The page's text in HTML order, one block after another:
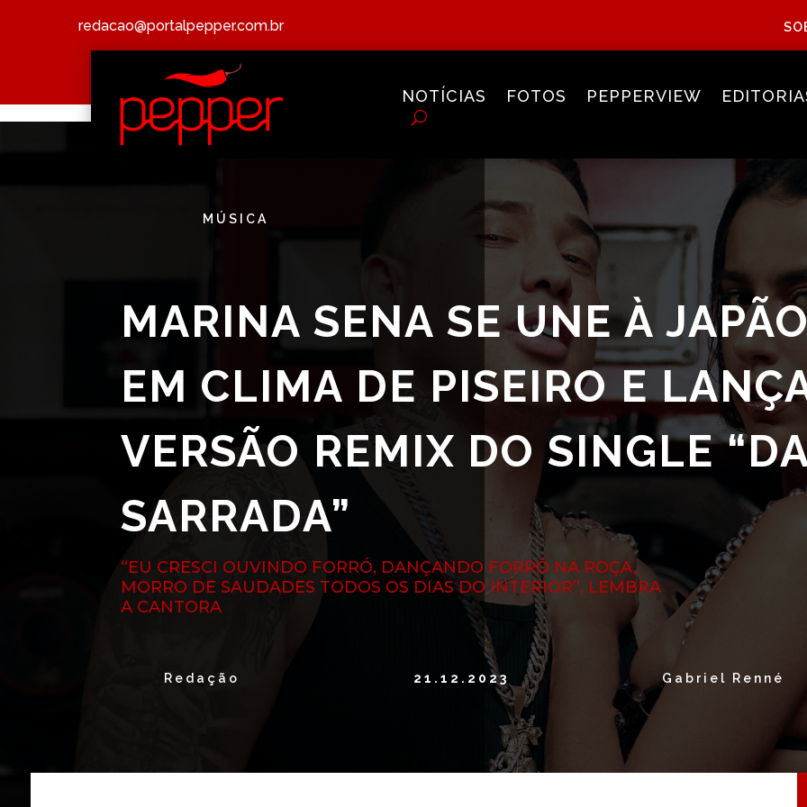
redacao@portalpepper.com.br
NOTÍCIAS FOTOS PEPPERVIEW
MÚSICA
MARINA SENA SE UNE À
EM CLIMA DE PISEIRO E
VERSÃO REMIX DO SINGLE
SARRADA”
“EU CRESCI OUVINDO FORRÓ, DANÇANDO FORRÓ NA ROÇA,
MORRO DE SAUDADES TODOS OS DIAS DO INTERIOR”, LEMBRA
A CANTORA
Redação 21.12.2023 Gabriel Renné